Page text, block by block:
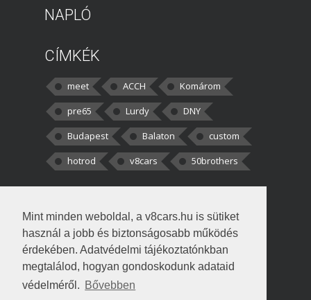
Mint minden weboldal, a v8cars.hu is sütiket
használ a jobb és biztonságosabb működés
érdekében. Adatvédelmi tájékoztatónkban
megtalálod, hogyan gondoskodunk adataid
védelméről. Bővebben
NAPLÓ
CÍMKÉK
meet ACCH
Komárom
pre65
Lurdy
DNY
Budapest
Balaton
custom
hotrod
v8cars 50brothers
kortisz:Elszúrtam! Én csak két
darabbaal számoltam. Nem tudtam, hogy fél autót,
Béke:
!fasza Örültem is nagyon, amikor